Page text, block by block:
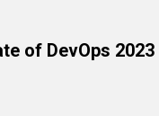
of DevOps 2023